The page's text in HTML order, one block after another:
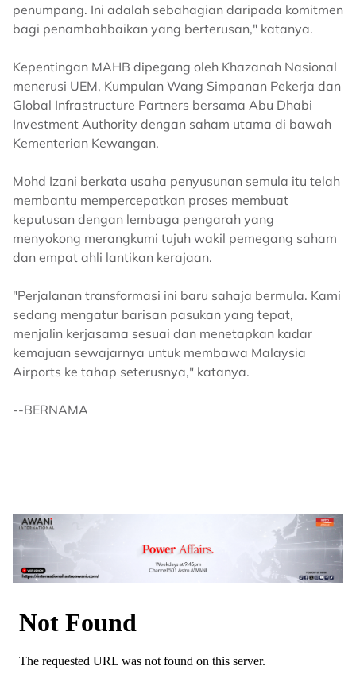
penumpang. Ini adalah sebahagian daripada komitmen
bagi penambahbaikan yang berterusan," katanya.
Kepentingan MAHB dipegang oleh Khazanah Nasional
menerusi UEM, Kumpulan Wang Simpanan Pekerja dan
Global Infrastructure Partners bersama Abu Dhabi
Investment Authority dengan saham utama di bawah
Kementerian Kewangan.
Mohd Izani berkata usaha penyusunan semula itu telah
membantu mempercepatkan proses membuat
keputusan dengan lembaga pengarah yang
menyokong merangkumi tujuh wakil pemegang saham
dan empat ahli lantikan kerajaan.
"Perjalanan transformasi ini baru sahaja bermula. Kami
sedang mengatur barisan pasukan yang tepat,
menjalin kerjasama sesuai dan menetapkan kadar
kemajuan sewajarnya untuk membawa Malaysia
Airports ke tahap seterusnya," katanya.
--BERNAMA